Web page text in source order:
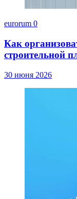
eurorum 0
Как
строительной
30 июня 2026